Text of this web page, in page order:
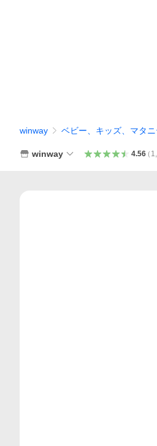
winway ベビー、キッズ、マタニ
winway 4.56（